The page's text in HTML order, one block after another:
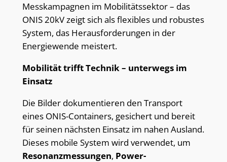
Messkampagnen im Mobilitätssektor – das
ONIS 20kV zeigt sich als flexibles und robustes
System, das Herausforderungen in der
Energiewende meistert.
Mobilität trifft Technik – unterwegs im
Einsatz
Die Bilder dokumentieren den Transport
eines ONIS-Containers, gesichert und bereit
für seinen nächsten Einsatz im nahen Ausland.
Dieses mobile System wird verwendet, um
Resonanzmessungen, Power-